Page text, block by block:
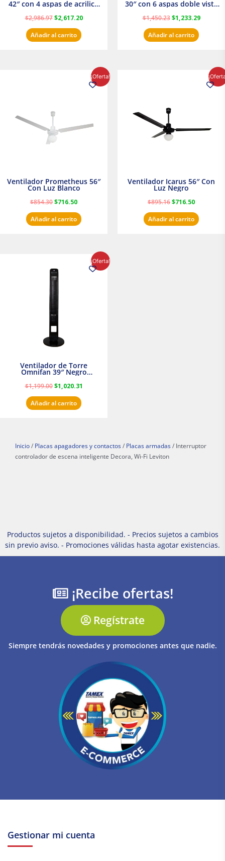
42″ con 4 aspas de acrilico
transparente
$2,986.97 $2,617.20
Añadir al carrito
30″ con 6 aspas doble vista
Satinado Masterfan
$1,450.23 $1,233.29
Añadir al carrito
¡Oferta!
Ventilador Prometheus 56″
Con Luz Blanco
$854.30$716.50
precio
actual
Añadir al carrito
Ventilador Icarus 56″ Con
Luz Negro
$895.16$716.50
precio
actual
Añadir al carrito
¡Oferta!
Ventilador de Torre
Omnifan 39″ Negro
$1,199.00
original
era:
$1,020.31
precio
actual
Añadir al carrito
Inicio / Placas apagadores y contactos / Placas armadas / Interruptor
controlador de escena inteligente Decora, Wi-Fi Leviton
Productos sujetos a disponibilidad. - Precios sujetos a cambios
sin previo aviso. - Promociones válidas hasta agotar existencias.
¡Recibe ofertas!
Regístrate
Siempre tendrás novedades y promociones antes que nadie.
Gestionar mi cuenta